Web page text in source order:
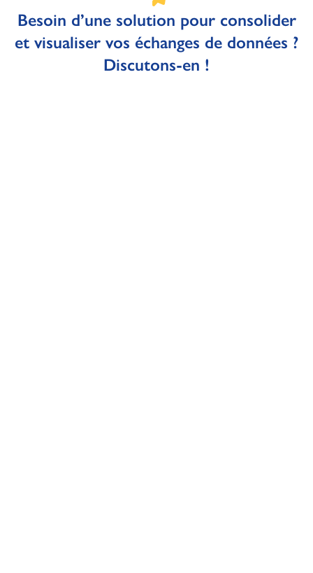
Besoin d’une solution pour consolider
et visualiser vos échanges de données ?
Discutons-en !